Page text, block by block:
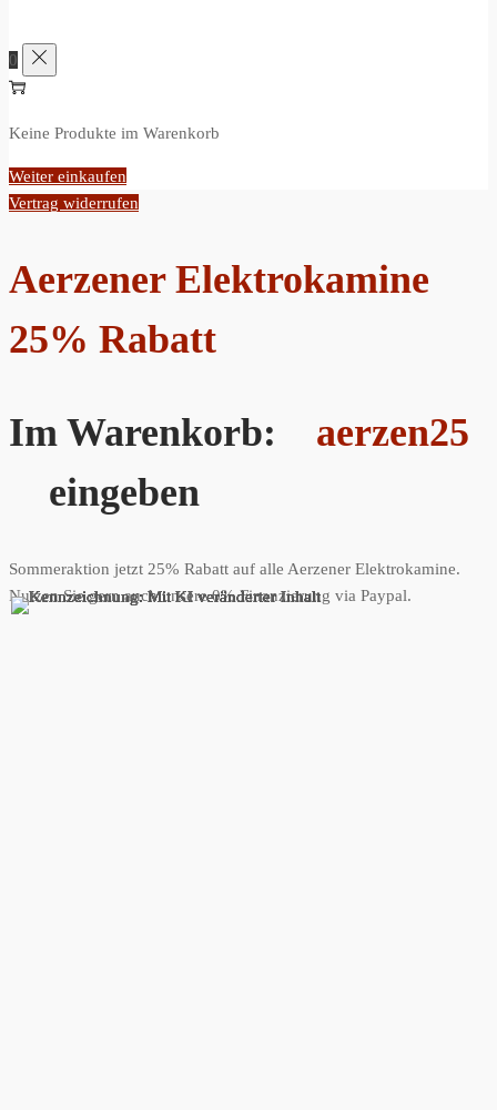
0
Keine Produkte im Warenkorb
Weiter einkaufen
Vertrag widerrufen
Aerzener Elektrokamine
25% Rabatt
Im Warenkorb: aerzen25
eingeben
Sommeraktion jetzt 25% Rabatt auf alle Aerzener Elektrokamine.
Nutzen Sie gern auch unsere 0% Finanzierung via Paypal.